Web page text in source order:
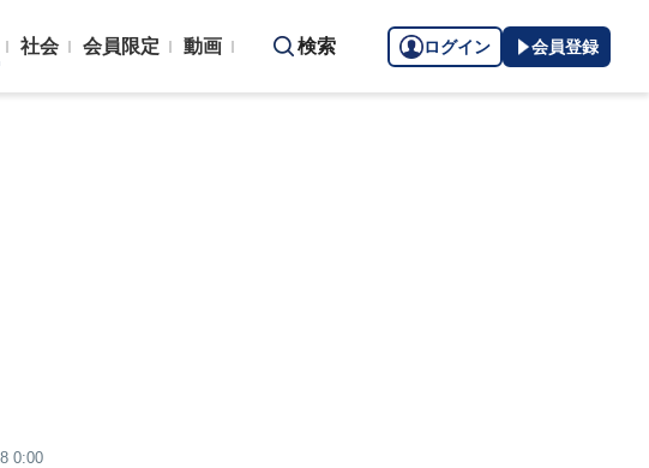
社会 会員限定 動画 検索 ログイン 会員登録
0:00